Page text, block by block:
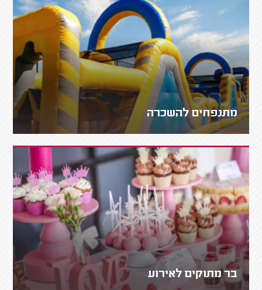
מתנפחים להשכרה
בר מתוקים לאירוע